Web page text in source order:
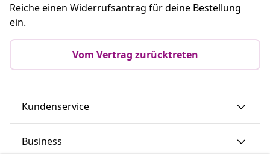
Reiche einen Widerrufsantrag für deine Bestellung
ein.
Vom Vertrag zurücktreten
Kundenservice
Business